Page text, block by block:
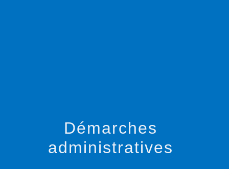
Démarches
administratives